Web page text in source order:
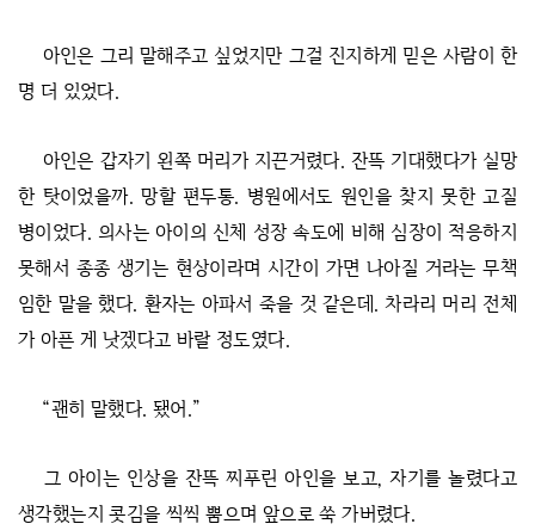
아인은 그리 말해주고 싶었지만 그걸 진지하게 믿은 사람이 한
명 더 있었다.
아인은 갑자기 왼쪽 머리가 지끈거렸다. 잔뜩 기대했다가 실망
한 탓이었을까. 망할 편두통. 병원에서도 원인을 찾지 못한 고질
병이었다. 의사는 아이의 신체 성장 속도에 비해 심장이 적응하지
못해서 종종 생기는 현상이라며 시간이 가면 나아질 거라는 무책
임한 말을 했다. 환자는 아파서 죽을 것 같은데. 차라리 머리 전체
가 아픈 게 낫겠다고 바랄 정도였다.
“괜히 말했다. 됐어.”
그 아이는 인상을 잔뜩 찌푸린 아인을 보고, 자기를 놀렸다고
생각했는지 콧김을 씩씩 뿜으며 앞으로 쑥 가버렸다.